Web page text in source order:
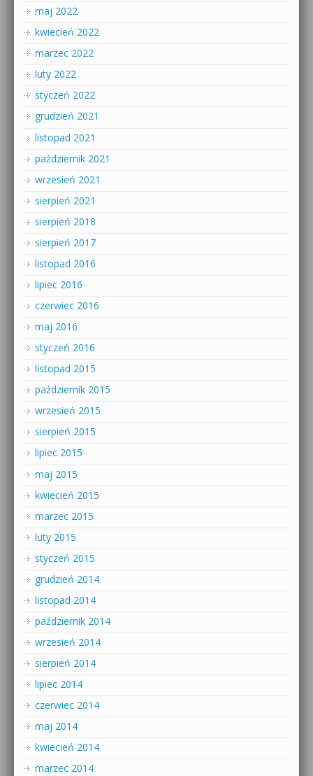
maj 2022
kwiecień 2022
marzec 2022
luty 2022
styczeń 2022
grudzień 2021
listopad 2021
październik 2021
wrzesień 2021
sierpień 2021
sierpień 2018
sierpień 2017
listopad 2016
lipiec 2016
czerwiec 2016
maj 2016
styczeń 2016
listopad 2015
październik 2015
wrzesień 2015
sierpień 2015
lipiec 2015
maj 2015
kwiecień 2015
marzec 2015
luty 2015
styczeń 2015
grudzień 2014
listopad 2014
październik 2014
wrzesień 2014
sierpień 2014
lipiec 2014
czerwiec 2014
maj 2014
kwiecień 2014
marzec 2014